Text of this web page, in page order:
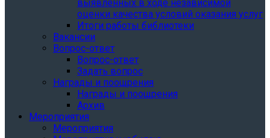
выявленных в ходе независимой
оценки качества условий оказания услуг
Итоги работы библиотеки
Вакансии
Вопрос-ответ
Вопрос-ответ
Задать вопрос
Награды и поощрения
Награды и поощрения
Архив
Мероприятия
Мероприятия